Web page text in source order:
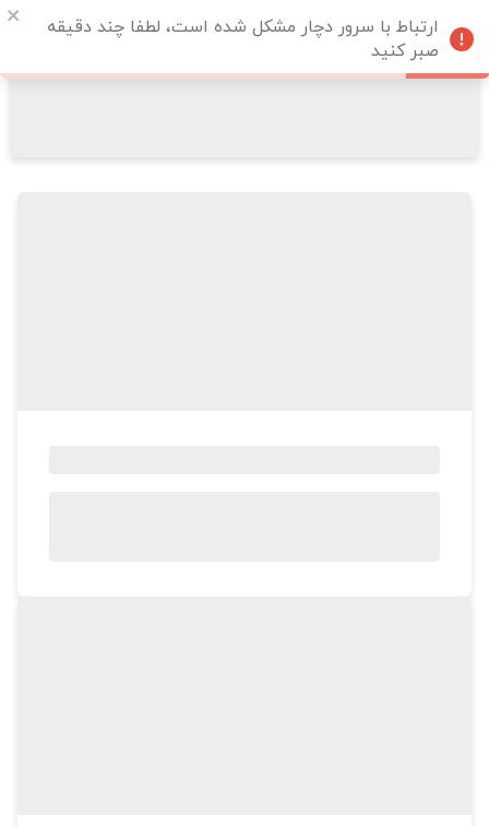
ارتباط با سرور دچار مشکل شده است، لطفا چند دقیقه
صبر کنید